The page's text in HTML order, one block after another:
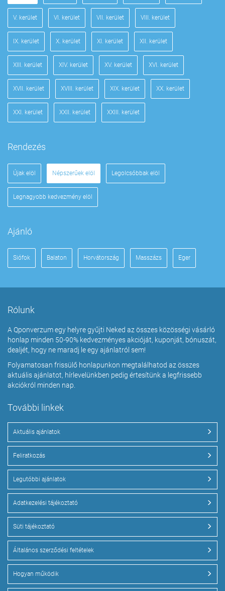
V. kerület VI. kerület VII. kerület VIII. kerület
IX. kerület X. kerület XI. kerület XII. kerület
XIII. kerület XIV. kerület XV. kerület XVI. kerület
XVII. kerület XVIII. kerület XIX. kerület XX. kerület
XXI. kerület XXII. kerület XXIII. kerület
Rendezés
Újak elöl Népszerűek elöl Legolcsóbbak elöl
Legnagyobb kedvezmény elöl
Ajánló
Siófok Balaton Horvátország Masszázs Eger
Rólunk
A Qponverzum egy helyre gyűjti Neked az összes közösségi vásárló
honlap minden 50-90% kedvezményes akcióját, kuponját, bónuszát,
dealjét, hogy ne maradj le egy ajánlatról sem!
Folyamatosan frissülő honlapunkon megtalálhatod az összes
aktuális ajánlatot, hírlevelünkben pedig értesítünk a legfrissebb
akciókról minden nap.
További linkek
Aktuális ajánlatok
Feliratkozás
Legutóbbi ajánlatok
Adatkezelési tájékoztató
Süti tájékoztató
Általános szerződési feltételek
Hogyan működik